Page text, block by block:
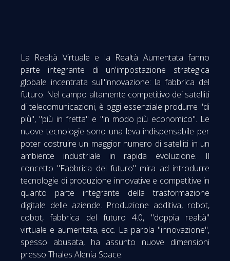
La Realtà Virtuale e la Realtà Aumentata fanno
parte integrante di un'impostazione strategica
globale incentrata sull'innovazione: la fabbrica del
futuro. Nel campo altamente competitivo dei satelliti
di telecomunicazioni, è oggi essenziale produrre "di
più", "più in fretta" e "in modo più economico". Le
nuove tecnologie sono una leva indispensabile per
poter costruire un maggior numero di satelliti in un
ambiente industriale in rapida evoluzione. Il
concetto "Fabbrica del futuro" mira ad introdurre
tecnologie di produzione innovative e competitive in
quanto parte integrante della trasformazione
digitale delle aziende. Produzione additiva, robot,
cobot, fabbrica del futuro 4.0, "doppia realtà"
virtuale e aumentata, ecc. La parola "innovazione",
spesso abusata, ha assunto nuove dimensioni
presso Thales Alenia Space.